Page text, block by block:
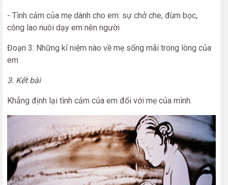
- Tình cảm của mẹ dành cho em: sự chở che, đùm bọc,
công lao nuôi dạy em nên người
Đoạn 3: Những kỉ niệm nào về mẹ sống mãi trong lòng của
em
3. Kết bài
Khẳng định lại tình cảm của em đối với mẹ của mình.